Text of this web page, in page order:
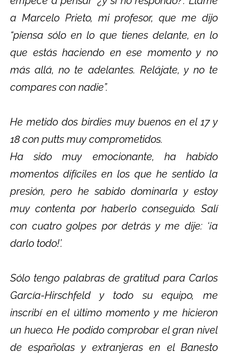
a Marcelo Prieto, mi profesor, que me dijo
“piensa sólo en lo que tienes delante, en lo
que estás haciendo en ese momento y no
más allá, no te adelantes. Relájate, y no te
compares con nadie”.
He metido dos birdies muy buenos en el 17 y
18 con putts muy comprometidos.
Ha sido muy emocionante, ha habido
momentos difíciles en los que he sentido la
presión, pero he sabido dominarla y estoy
muy contenta por haberlo conseguido. Salí
con cuatro golpes por detrás y me dije: ‘¡a
darlo todo!’.
Sólo tengo palabras de gratitud para Carlos
García-Hirschfeld y todo su equipo, me
inscribí en el último momento y me hicieron
un hueco. He podido comprobar el gran nivel
de españolas y extranjeras en el Banesto